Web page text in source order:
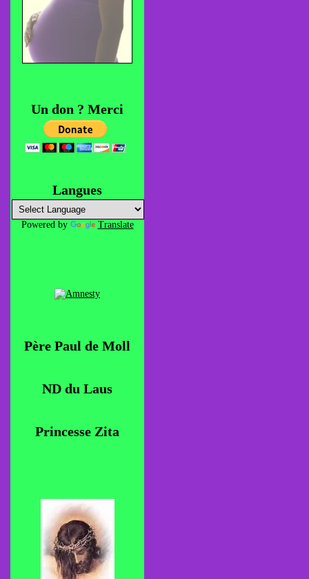
Un don ? Merci
Langues
Powered by Translate
Père Paul de Moll
ND du Laus
Princesse Zita